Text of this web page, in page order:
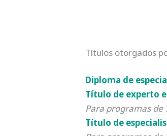
Títulos otorgados
Diploma de
Título de experto
Para programas de
Título de